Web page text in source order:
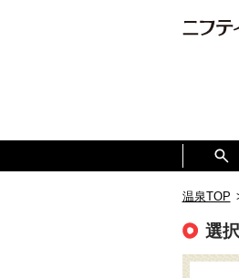
温泉TOP
選